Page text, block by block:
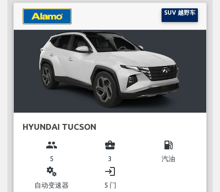
SUV 越野车
HYUNDAI TUCSON
group
5
business_center
3
local_gas_station
汽油
miscellaneous_services
自动变速器
login
5 门